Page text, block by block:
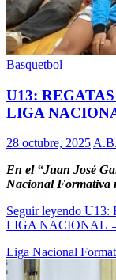
Basquetbol
U13:
LIGA
28 octubre, 2025 A.B.
En el “Juan José
Nacional Formativa
Seguir leyendo U13:
LIGA NACIONAL
Liga Nacional